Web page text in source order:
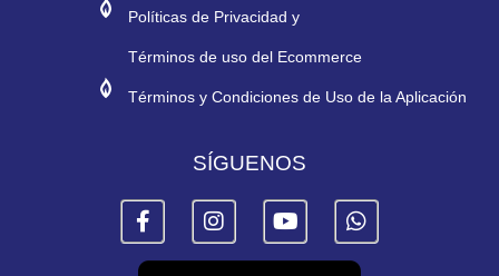
Políticas de Privacidad y
Términos de uso del Ecommerce
#E11E26
#272974
Términos y Condiciones de Uso de la Aplicación
SÍGUENOS